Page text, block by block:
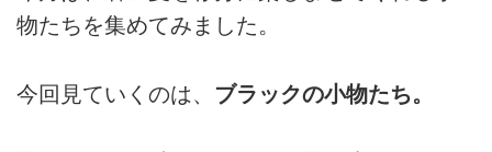
物たちを集めてみました。
今回見ていくのは、 ブラックの小物たち。